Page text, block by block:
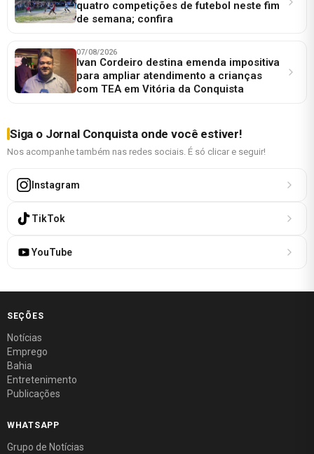
quatro competições de futebol neste fim
de semana; confira
07/08/2026
Ivan Cordeiro destina emenda impositiva
para ampliar atendimento a crianças
com TEA em Vitória da Conquista
Siga o Jornal Conquista onde você estiver!
Nos acompanhe também nas redes sociais. É só clicar e seguir!
Instagram
TikTok
YouTube
SEÇÕES
Notícias
Emprego
Bahia
Entretenimento
Publicações
WHATSAPP
Grupo de Notícias